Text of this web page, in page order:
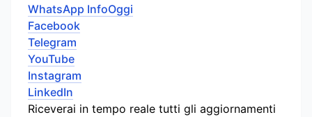
WhatsApp InfoOggi
Facebook
Telegram
YouTube
Instagram
LinkedIn
Riceverai in tempo reale tutti gli aggiornamenti